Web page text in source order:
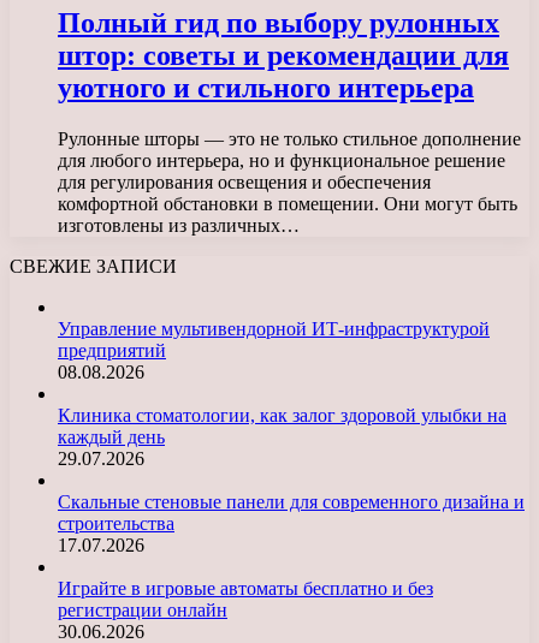
Полный гид по выбору рулонных
штор: советы и рекомендации для
уютного и стильного интерьера
Рулонные шторы — это не только стильное дополнение
для любого интерьера, но и функциональное решение
для регулирования освещения и обеспечения
комфортной обстановки в помещении. Они могут быть
изготовлены из различных…
СВЕЖИЕ ЗАПИСИ
Управление мультивендорной ИТ-инфраструктурой
предприятий
08.08.2026
Клиника стоматологии, как залог здоровой улыбки на
каждый день
29.07.2026
Скальные стеновые панели для современного дизайна и
строительства
17.07.2026
Играйте в игровые автоматы бесплатно и без
регистрации онлайн
30.06.2026